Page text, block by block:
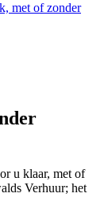
met of zonder
u klaar, met of
Verhuur; het